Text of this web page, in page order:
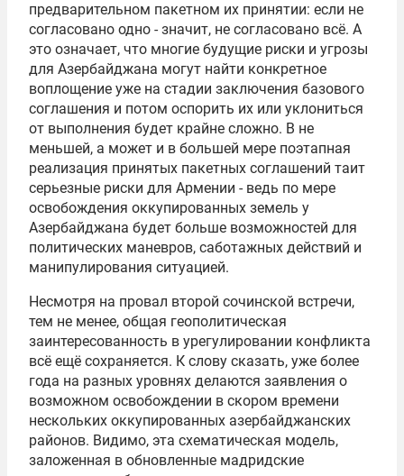
предварительном пакетном их принятии: если не
согласовано одно - значит, не согласовано всё. А
это означает, что многие будущие риски и угрозы
для Азербайджана могут найти конкретное
воплощение уже на стадии заключения базового
соглашения и потом оспорить их или уклониться
от выполнения будет крайне сложно. В не
меньшей, а может и в большей мере поэтапная
реализация принятых пакетных соглашений таит
серьезные риски для Армении - ведь по мере
освобождения оккупированных земель у
Азербайджана будет больше возможностей для
политических маневров, саботажных действий и
манипулирования ситуацией.
Несмотря на провал второй сочинской встречи,
тем не менее, общая геополитическая
заинтересованность в урегулировании конфликта
всё ещё сохраняется. К слову сказать, уже более
года на разных уровнях делаются заявления о
возможном освобождении в скором времени
нескольких оккупированных азербайджанских
районов. Видимо, эта схематическая модель,
заложенная в обновленные мадридские